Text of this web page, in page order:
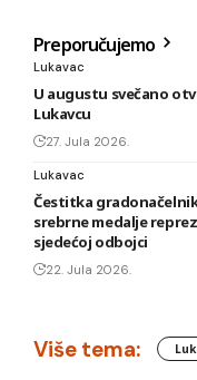
Preporučujemo
Lukavac
U augustu svečano
Lukavcu
27. Jula 2026.
Lukavac
Čestitka
srebrne medalje
sjedećoj odbojci
22. Jula 2026.
Više tema: